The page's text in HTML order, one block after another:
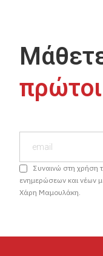
πρώτοι
Συναινώ στη χρήση
ενημερώσεων και νέων
Χάρη Μαμουλάκη.